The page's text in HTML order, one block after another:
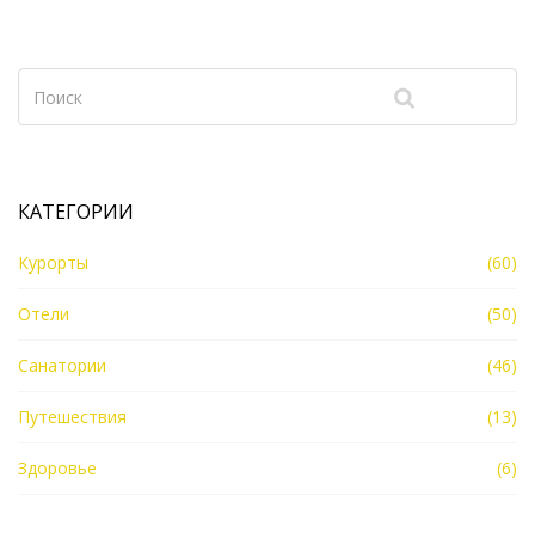
КАТЕГОРИИ
Курорты (60)
Отели (50)
Санатории (46)
Путешествия (13)
Здоровье (6)